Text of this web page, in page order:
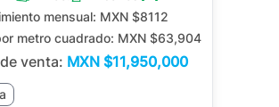
mensual: MXN $8112
metro cuadrado: MXN $63,904
venta: MXN $11,950,000